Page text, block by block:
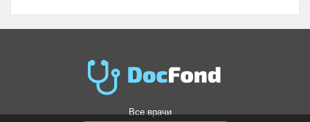
Все врачи